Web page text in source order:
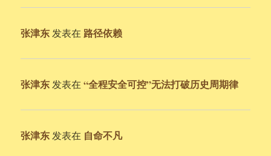
张津东 发表在 路径依赖
张津东 发表在“全程安全可控”无法打破历史周期律
张津东 发表在 自命不凡